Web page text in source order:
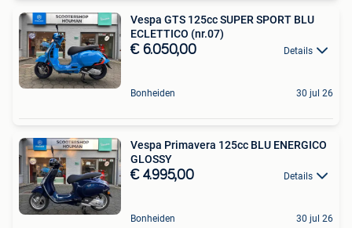
Vespa GTS 125cc SUPER SPORT BLU
ECLETTICO (nr.07)
€ 6.050,00 Details
Bonheiden 30 jul 26
Vespa Primavera 125cc BLU ENERGICO
GLOSSY
€ 4.995,00 Details
Bonheiden 30 jul 26